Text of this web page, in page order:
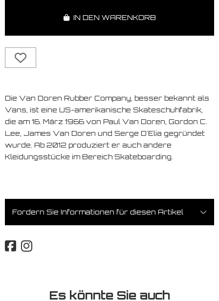
IN DEN WARENKORB
Die Van Doren Rubber Company, besser bekannt als
Vans, ist eine US-amerikanische Skateschuhfabrik,
die am 16. März 1966 von Paul Van Doren, Gordon C.
Lee, James Van Doren und Serge D'Elia gegründet
wurde. Ab 2012 produziert er auch andere
Kleidungsstücke im Bereich Skateboarding.
Fordern Sie Informationen für diesen Artikel
Es könnte Sie auch